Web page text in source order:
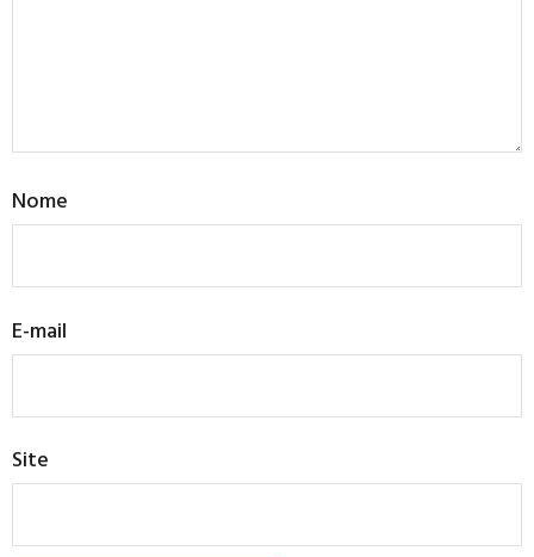
Nome
E-mail
Site